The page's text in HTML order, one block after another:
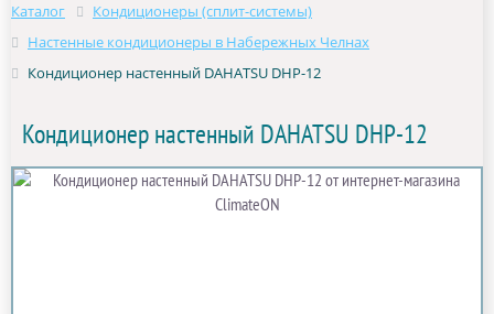
Каталог
Кондиционеры (сплит-системы)
Настенные кондиционеры в Набережных Челнах
Кондиционер настенный DAHATSU DHP-12
Кондиционер настенный DAHATSU DHP-12